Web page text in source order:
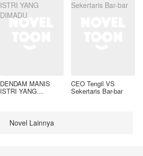
DENDAM MANIS
ISTRI YANG
CEO Tengil VS
Sekertaris Bar-bar
Novel Lainnya